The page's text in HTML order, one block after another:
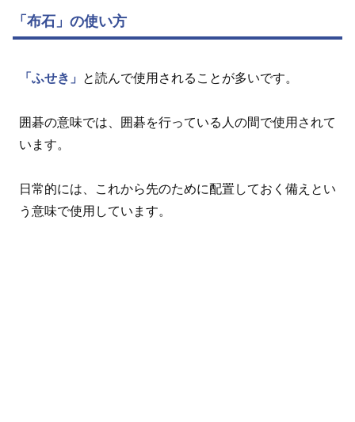
「布石」の使い方
「ふせき」 と読んで使用されることが多いです。
囲碁の意味では、囲碁を行っている人の間で使用されて
います。
日常的には、これから先のために配置しておく備えとい
う意味で使用しています。